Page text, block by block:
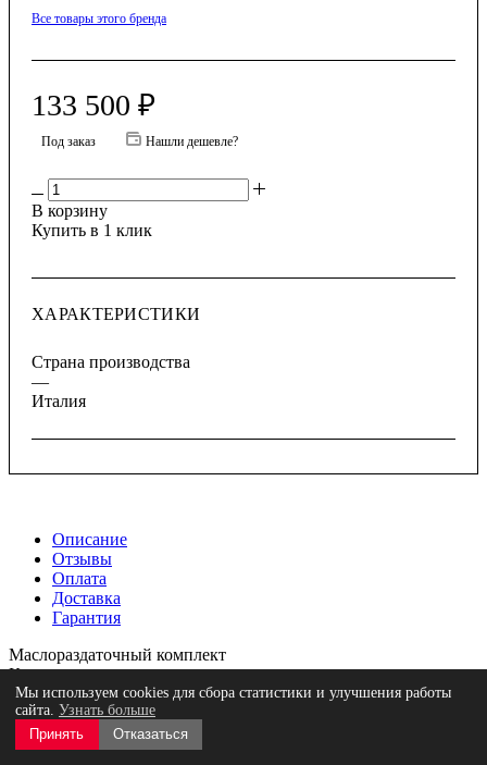
Все товары этого бренда
133 500 ₽
Под заказ Нашли дешевле?
В корзину
Купить в 1 клик
ХАРАКТЕРИСТИКИ
Страна производства
—
Италия
Описание
Отзывы
Оплата
Доставка
Гарантия
Маслораздаточный комплект
Комплектация:
• Пневмонасос 3:1, открытая катушка со шлангом 20 м (1/2")
• Соединительный шланг 2 м (1/2"), цифровой счетчик-
пистолет
• Редуктор давления с манометром, влагоотделитель.
Мы используем cookies для сбора статистики и улучшения работы
сайта. Узнать больше
Принять
Отказаться